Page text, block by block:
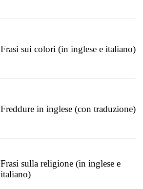
Frasi sui colori (in inglese e italiano)
Freddure in inglese (con traduzione)
Frasi sulla religione (in inglese e
italiano)